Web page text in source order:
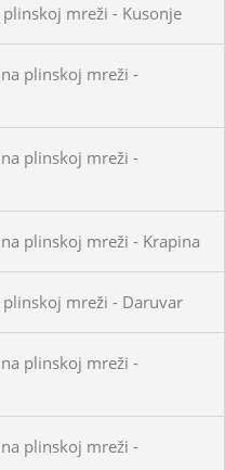
mreži - Kusonje
plinskoj mreži -
plinskoj mreži -
plinskoj mreži - Krapina
mreži - Daruvar
plinskoj mreži -
plinskoj mreži -